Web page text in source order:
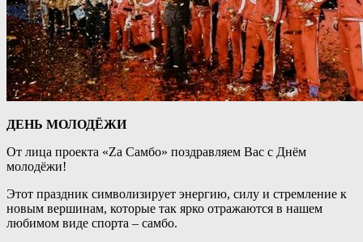
ДЕНЬ МОЛОДЁЖИ
От лица проекта «Za Самбо» поздравляем Вас с Днём
молодёжи!
Этот праздник символизирует энергию, силу и стремление к
новым вершинам, которые так ярко отражаются в нашем
любимом виде спорта – самбо.